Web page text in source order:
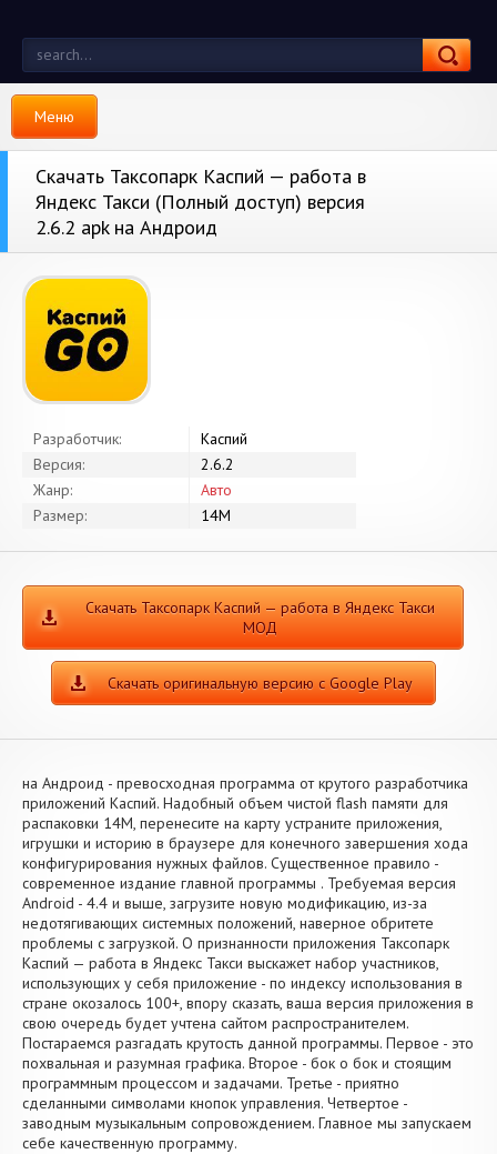
Меню
Скачать Таксопарк Каспий — работа в
Яндекс Такси (Полный доступ) версия
2.6.2 apk на Андроид
Разработчик:
Каспий
Версия:
2.6.2
Жанр:
Авто
Размер:
14M
Скачать Таксопарк Каспий — работа в Яндекс Такси
МОД
Скачать оригинальную версию с Google Play
на Андроид - превосходная программа от крутого разработчика
приложений Каспий. Надобный объем чистой flash памяти для
распаковки 14M, перенесите на карту устраните приложения,
игрушки и историю в браузере для конечного завершения хода
конфигурирования нужных файлов. Существенное правило -
современное издание главной программы . Требуемая версия
Android - 4.4 и выше, загрузите новую модификацию, из-за
недотягивающих системных положений, наверное обритете
проблемы с загрузкой. О признанности приложения Таксопарк
Каспий — работа в Яндекс Такси выскажет набор участников,
использующих у себя приложение - по индексу использования в
стране окозалось 100+, впору сказать, ваша версия приложения в
свою очередь будет учтена сайтом распространителем.
Постараемся разгадать крутость данной программы. Первое - это
похвальная и разумная графика. Второе - бок о бок и стоящим
программным процессом и задачами. Третье - приятно
сделанными символами кнопок управления. Четвертое -
заводным музыкальным сопровождением. Главное мы запускаем
себе качественную программу.